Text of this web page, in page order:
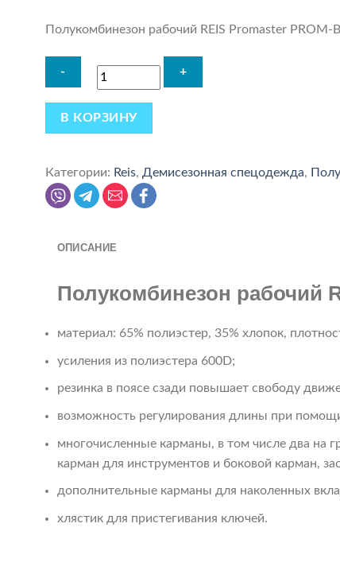
Полукомбинезон рабочий REIS Promaster PROM-
В КОРЗИНУ
Категории: Reis, Демисезонная спецодежда,
ОПИСАНИЕ
Полукомбинезон рабочий
материал: 65% полиэстер, 35% хлопок,
усиления из полиэстера 600D;
резинка в поясе сзади повышает свободу
возможность регулирования длины при
многочисленные карманы, в том числе два на
карман для инструментов и боковой карман,
дополнительные карманы для наколенных
хлястик для пристегивания ключей.